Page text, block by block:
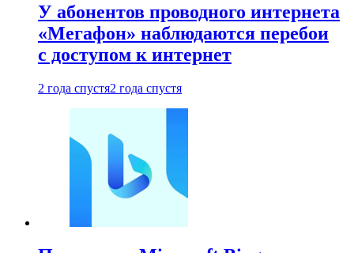
У абонентов проводного интернета
«Мегафон» наблюдаются перебои
с доступом к интернет
2 года спустя2 года спустя